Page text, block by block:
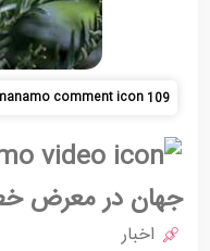
109
جهان در معرض
اخبار